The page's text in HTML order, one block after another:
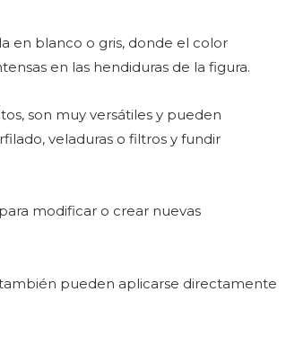
en blanco o gris, donde el color
en las hendiduras de la figura.
son muy versátiles y pueden
veladuras o filtros y fundir
modificar o crear nuevas
pueden aplicarse directamente